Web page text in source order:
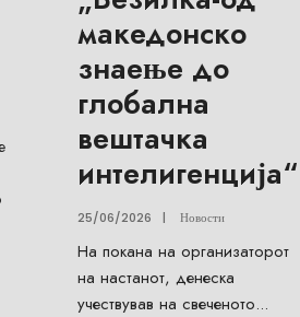
македонско
знаење до
глобална
вештачка
интелигенција“
25/06/2026 | Новости
На покана на организаторот
на настанот, денеска
учествував на свеченото...